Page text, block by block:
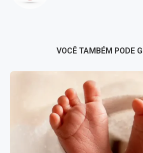
VOCÊ TAMBÉM PODE